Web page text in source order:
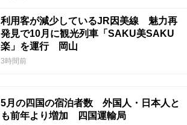
利用客が減少しているJR因美線 魅力再
発見で10月に観光列車「SAKU美SAKU
楽」を運行 岡山
3時間前
5月の四国の宿泊者数 外国人・日本人と
も前年より増加 四国運輸局